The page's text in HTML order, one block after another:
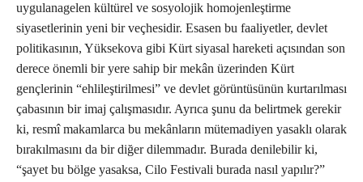
uygulanagelen kültürel ve sosyolojik homojenleştirme
siyasetlerinin yeni bir veçhesidir. Esasen bu faaliyetler, devlet
politikasının, Yüksekova gibi Kürt siyasal hareketi açısından son
derece önemli bir yere sahip bir mekân üzerinden Kürt
gençlerinin “ehlileştirilmesi” ve devlet görüntüsünün kurtarılması
çabasının bir imaj çalışmasıdır. Ayrıca şunu da belirtmek gerekir
ki, resmî makamlarca bu mekânların mütemadiyen yasaklı olarak
bırakılmasını da bir diğer dilemmadır. Burada denilebilir ki,
“şayet bu bölge yasaksa, Cilo Festivali burada nasıl yapılır?”